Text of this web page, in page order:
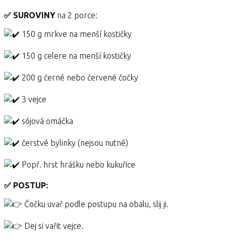
✅ SUROVINY na 2 porce:
150 g mrkve na menší kostičky
150 g celere na menší kostičky
200 g černé nebo červené čočky
3 vejce
sójová omáčka
čerstvé bylinky (nejsou nutné)
Popř. hrst hrášku nebo kukuřice
✅ POSTUP:
Čočku uvař podle postupu na obalu, slij ji.
Dej si vařit vejce.